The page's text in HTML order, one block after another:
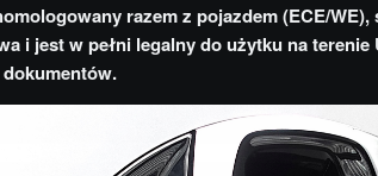
razem z pojazdem (ECE/
i jest w pełni legalny do użytku na terenie